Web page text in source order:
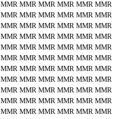
MMR MMR MMR MMR MMR MMR
MMR MMR MMR MMR MMR MMR
MMR MMR MMR MMR MMR MMR
MMR MMR MMR MMR MMR MMR
MMR MMR MMR MMR MMR MMR
MMR MMR MMR MMR MMR MMR
MMR MMR MMR MMR MMR MMR
MMR MMR MMR MMR MMR MMR
MMR MMR MMR MMR MMR MMR
MMR MMR MMR MMR MMR MMR
MMR MMR MMR MMR MMR MMR